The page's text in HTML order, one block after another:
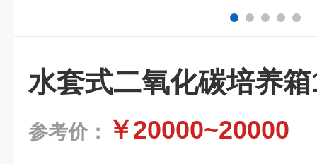
水套式二氧化碳培养
参考价： ￥20000~20000